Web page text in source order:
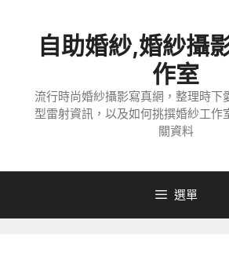
自助婚紗,婚紗攝
作室
流行時尚婚紗攝影寫真網，整理時下
型雷射資訊，以及如何挑撰婚紗工作
關資料
選單